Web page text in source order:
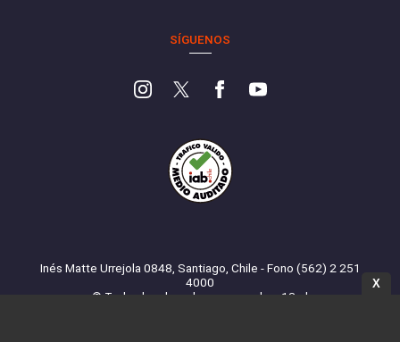
SÍGUENOS
Inés Matte Urrejola 0848, Santiago, Chile - Fono (562) 2 251
4000
© Todos los derechos reservados. 13.cl
X